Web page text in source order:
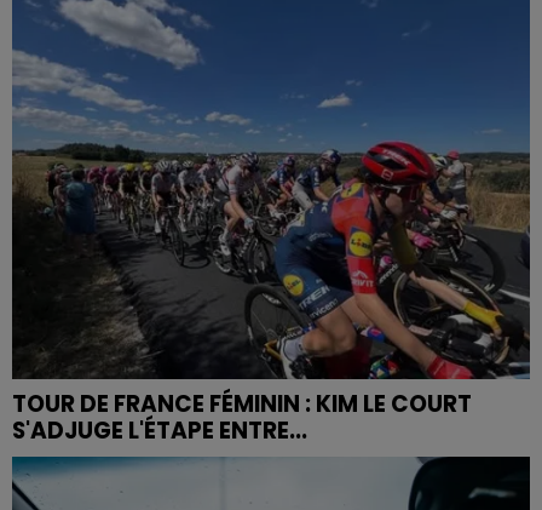
TOUR DE FRANCE FÉMININ : KIM LE COURT
S'ADJUGE L'ÉTAPE ENTRE...